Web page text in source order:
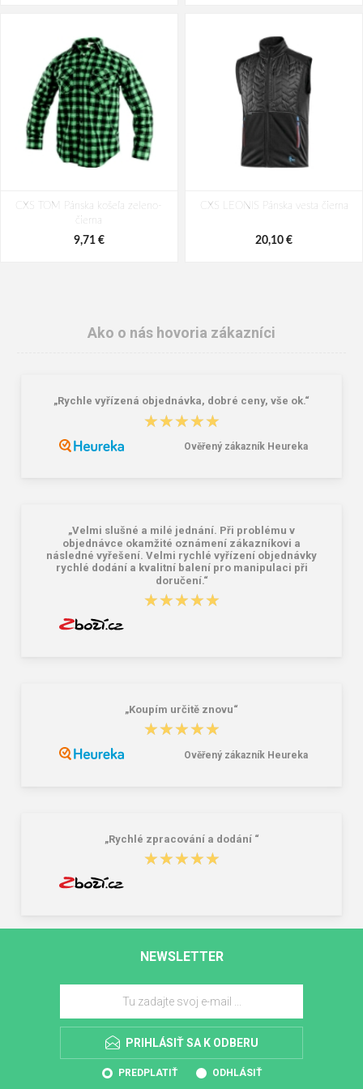
CXS TOM Pánska košeľa zeleno-
čierna
9,71 €
CXS LEONIS Pánska vesta čierna
20,10 €
Ako o nás hovoria zákazníci
„Rychle vyřízená objednávka, dobré ceny, vše ok.“
★★★★★
★★★★★
Ověřený zákazník Heureka
„Velmi slušné a milé jednání. Při problému v
objednávce okamžité oznámení zákazníkovi a
následné vyřešení. Velmi rychlé vyřízení objednávky
rychlé dodání a kvalitní balení pro manipulaci při
doručení.“
★★★★★
★★★★★
„Koupím určitě znovu“
★★★★★
★★★★★
Ověřený zákazník Heureka
„Rychlé zpracování a dodání “
★★★★★
★★★★★
NEWSLETTER
PRIHLÁSIŤ SA K ODBERU
PREDPLATIŤ ODHLÁSIŤ